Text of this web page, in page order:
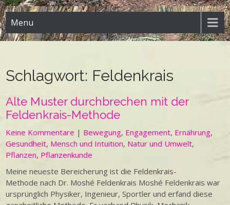
Menu
Schlagwort: Feldenkrais
Alte Muster durchbrechen mit der
Feldenkrais-Methode
Keine Kommentare | Bewegung, Engagement, Ernährung,
Gesundheit, Mensch und Intuition, Natur und Umwelt,
Pflanzen, Pflanzenkunde
Meine neueste Bereicherung ist die Feldenkrais-
Methode nach Dr. Moshé Feldenkrais Moshé Feldenkrais war
ursprünglich Physiker, Ingenieur, Sportler und erfand diese